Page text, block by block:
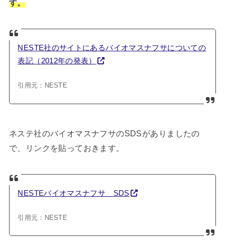
す。
NESTE社のサイトにあるバイオマスナフサについての
表記（2012年の発表）
引用元：NESTE
ネステ社のバイオマスナフサのSDSがありましたの
で、リンクを貼っておきます。
NESTEバイオマスナフサ SDS
引用元：NESTE